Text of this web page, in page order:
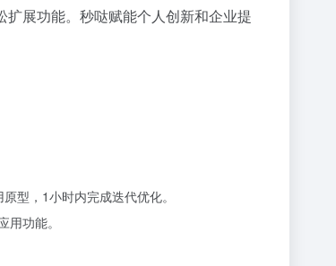
展功能。秒哒赋能个人创新和企业提
型，1小时内完成迭代优化。
功能。